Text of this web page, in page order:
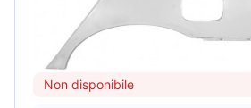
Non disponibile